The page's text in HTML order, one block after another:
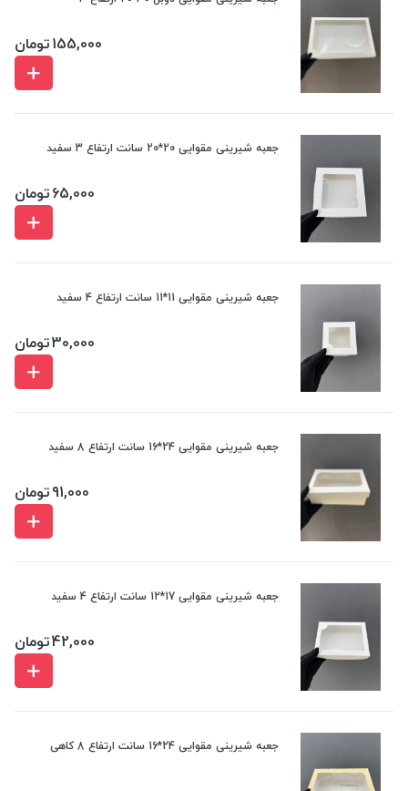
155,000تومان
جعبه شیرینی مقوایی 20*20 سانت ارتفاع 3 سفید
65,000تومان
جعبه شیرینی مقوایی 11*11 سانت ارتفاع 4 سفید
30,000تومان
جعبه شیرینی مقوایی 24*16 سانت ارتفاع 8 سفید
91,000تومان
جعبه شیرینی مقوایی 17*12 سانت ارتفاع 4 سفید
42,000تومان
جعبه شیرینی مقوایی 24*16 سانت ارتفاع 8 کاهی